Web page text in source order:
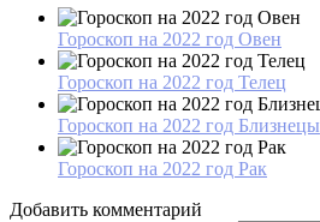
Гороскоп на 2022 год Овен
Гороскоп на 2022 год Телец
Гороскоп на 2022 год Близнецы
Гороскоп на 2022 год Рак
Добавить комментарий